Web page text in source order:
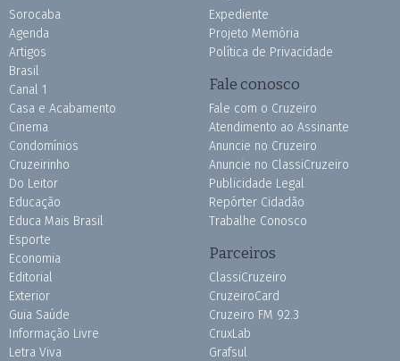
Sorocaba
Agenda
Artigos
Brasil
Canal 1
Casa e Acabamento
Cinema
Condomínios
Cruzeirinho
Do Leitor
Educação
Educa Mais Brasil
Esporte
Economia
Editorial
Exterior
Guia Saúde
Informação Livre
Letra Viva
Expediente
Projeto Memória
Política de Privacidade
Fale conosco
Fale com o Cruzeiro
Atendimento ao Assinante
Anuncie no Cruzeiro
Anuncie no ClassiCruzeiro
Publicidade Legal
Repórter Cidadão
Trabalhe Conosco
Parceiros
ClassiCruzeiro
CruzeiroCard
Cruzeiro FM 92.3
CruxLab
Grafsul